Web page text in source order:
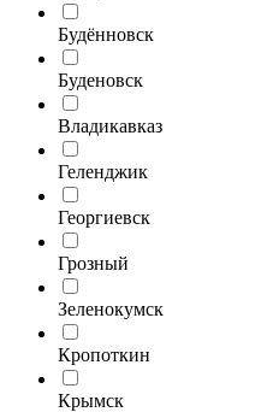
Будённовск
Буденовск
Владикавказ
Геленджик
Георгиевск
Грозный
Зеленокумск
Кропоткин
Крымск